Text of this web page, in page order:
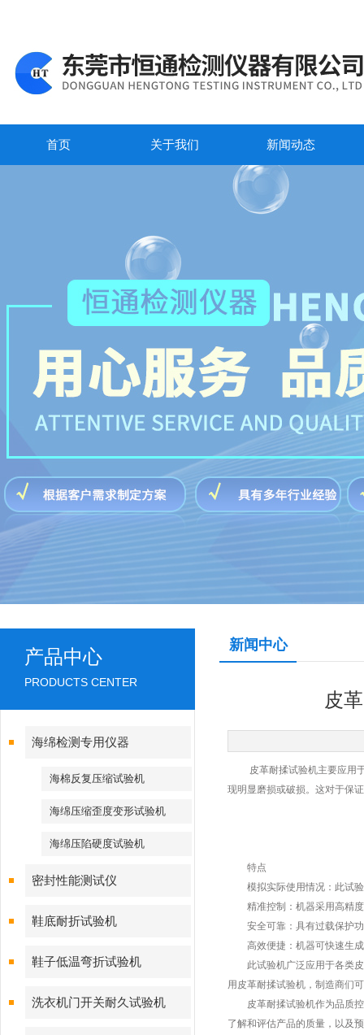
首页 关于我们 新闻动态
产品中心
PRODUCTS CENTER
海绵检测专用仪器
海棉反复压缩试验机
海绵压缩歪度变形试验机
海绵压陷硬度试验机
密封性能测试仪
鞋底耐折试验机
鞋子低温弯折试验机
洗衣机门开关耐久试验机
新闻中心
皮
皮革耐揉试验机主要应用于
现明显磨损或破损。这对于保
特点
模拟实际使用情况：此试验
精准控制：机器采用高精度
安全可靠：具有过载保护功
高效便捷：机器可快速生成
此试验机广泛应用于各类皮
用皮革耐揉试验机，制造商们
皮革耐揉试验机作为品质控
了解和评估产品的质量，以及